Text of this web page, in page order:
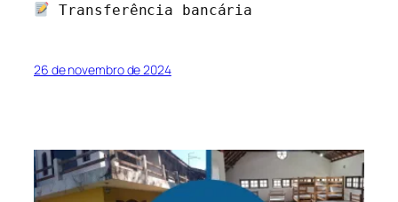
Transferência bancária
26 de novembro de 2024